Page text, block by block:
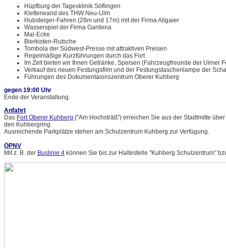
Hüpfburg der Tagesklinik Söflingen
Kletterwand des THW Neu-Ulm
Hubsteiger-Fahren (28m und 17m) mit der Firma Allgaier
Wasserspiel der Firma Gardena
Mal-Ecke
Bierkisten-Rutsche
Tombola der Südwest-Presse mit attraktiven Preisen
Regelmäßige Kurzführungen durch das Fort
Im Zelt bieten wir Ihnen Getränke, Speisen (Fahrzeugfreunde der Ulmer
Verkauf des neuen Festungsfilm und der Festungstaschenlampe der
Führungen des Dokumentaionszentrum Oberer Kuhberg
gegen 19:00 Uhr
Ende der Veranstaltung.
Anfahrt
Das Fort Oberer Kuhberg ("Am Hochsträß") erreichen Sie aus der Stadtmitte
den Kuhbergring.
Ausreichende Parkplätze stehen am Schulzentrum Kuhberg zur Verfügung.
ÖPNV
Mit z. B. der Buslinie 4 können Sie bis zur Haltestelle "Kuhberg Schulzentrum"